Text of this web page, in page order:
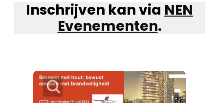
Inschrijven kan via NEN
Evenementen.